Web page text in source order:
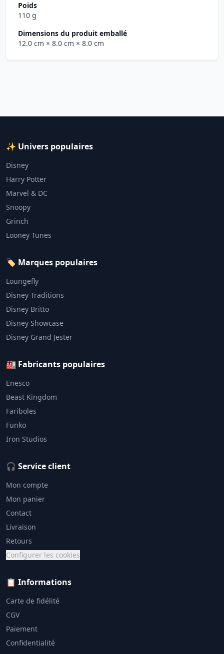
Poids
110 g
Dimensions du produit emballé
12.0 cm × 8.0 cm × 8.0 cm
✨ Univers populaires
Disney
Harry Potter
Marvel & DC
Snoopy
Grinch
Looney Tunes
🏷️ Marques populaires
Loungefly
Disney Traditions
Disney Britto
Disney Showcase
Disney Grand Jester
🏭 Fabricants populaires
Enesco
Beast Kingdom
Fariboles
Funko
Iron Studios
🎧 Service client
Mon compte
Mon panier
Contact
Livraison
Retours
Configurer les cookies
📋 Informations
Carte de fidélité
CGV
Paiement
Confidentialité